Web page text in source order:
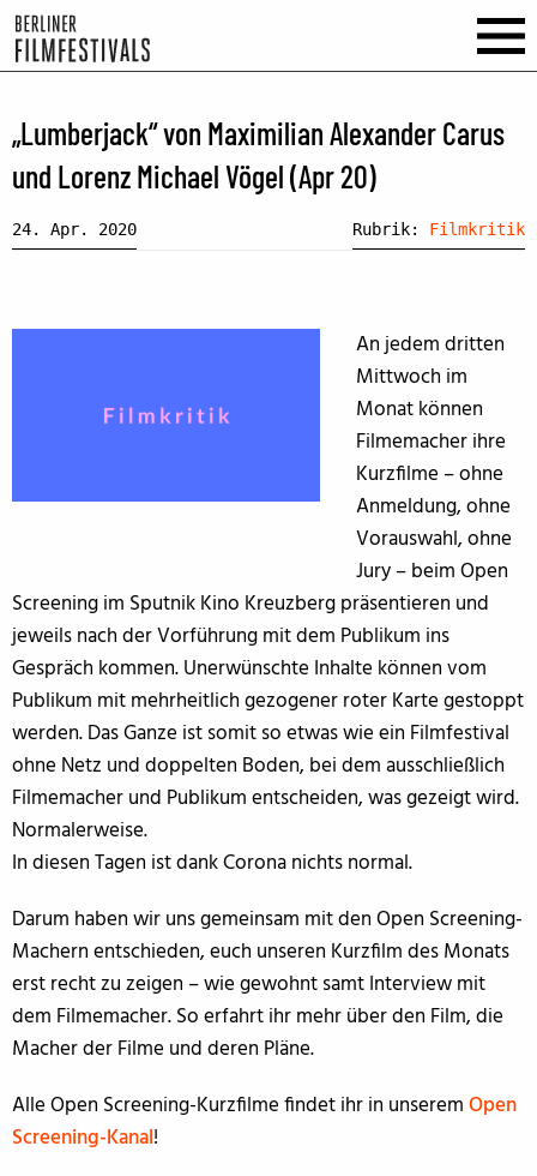
„Lumberjack“ von Maximilian Alexander Carus
und Lorenz Michael Vögel (Apr 20)
24. Apr. 2020 Rubrik: Filmkritik
An jedem dritten
Mittwoch im
Monat können
Filmemacher ihre
Kurzfilme – ohne
Anmeldung, ohne
Vorauswahl, ohne
Jury – beim Open
Screening im Sputnik Kino Kreuzberg präsentieren und
jeweils nach der Vorführung mit dem Publikum ins
Gespräch kommen. Unerwünschte Inhalte können vom
Publikum mit mehrheitlich gezogener roter Karte gestoppt
werden. Das Ganze ist somit so etwas wie ein Filmfestival
ohne Netz und doppelten Boden, bei dem ausschließlich
Filmemacher und Publikum entscheiden, was gezeigt wird.
Normalerweise.
In diesen Tagen ist dank Corona nichts normal.
Darum haben wir uns gemeinsam mit den Open Screening-
Machern entschieden, euch unseren Kurzfilm des Monats
erst recht zu zeigen – wie gewohnt samt Interview mit
dem Filmemacher. So erfahrt ihr mehr über den Film, die
Macher der Filme und deren Pläne.
Alle Open Screening-Kurzfilme findet ihr in unseremOpen
Screening-Kanal!